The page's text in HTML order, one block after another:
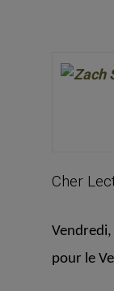
Cher
pour le